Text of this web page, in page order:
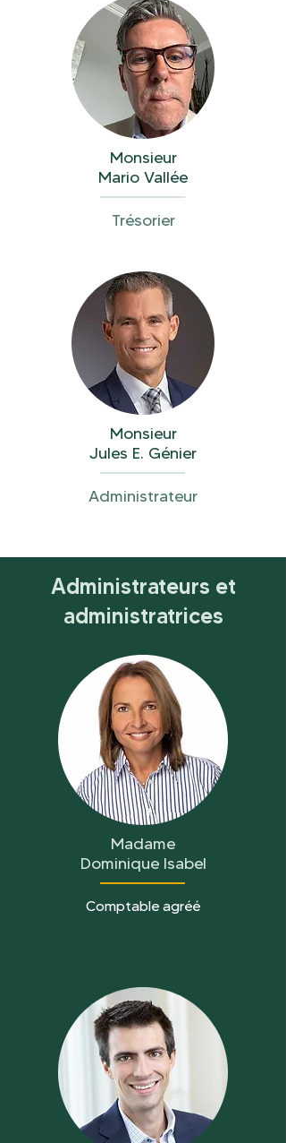
Monsieur
Mario Vallée
Trésorier
Monsieur
Jules E. Génier
Administrateur
Administrateurs et
administratrices
Madame
Dominique Isabel
Comptable agréé